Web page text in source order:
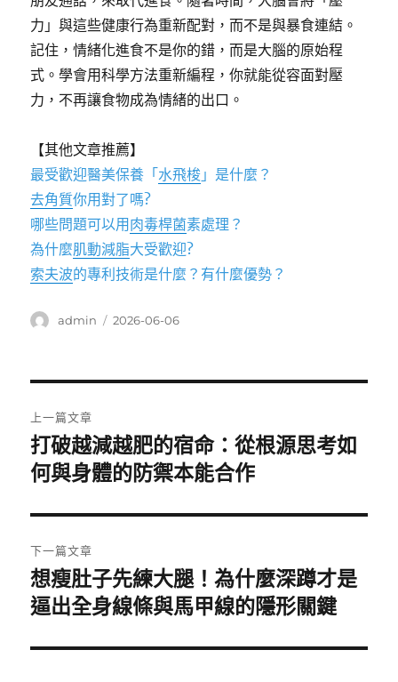
力」與這些健康行為重新配對，而不是與暴食連結。
記住，情緒化進食不是你的錯，而是大腦的原始程
式。學會用科學方法重新編程，你就能從容面對壓
力，不再讓食物成為情緒的出口。
【其他文章推薦】
最受歡迎醫美保養「水飛梭 」是什麼？
去角質你用對了嗎?
哪些問題可以用 肉毒桿菌素處理？
為什麼肌動減脂大受歡迎?
索夫波的專利技術是什麼？有什麼優勢？
作
admin
發
2026-06-06
章
導
覽
上一篇文章
上
一
文
章:
打破越減越肥的宿命：從根源思考如
何與身體的防禦本能合作
下一篇文章
下
一
文
想瘦肚子先練大腿！為什麼深蹲才是
逼出全身線條與馬甲線的隱形關鍵